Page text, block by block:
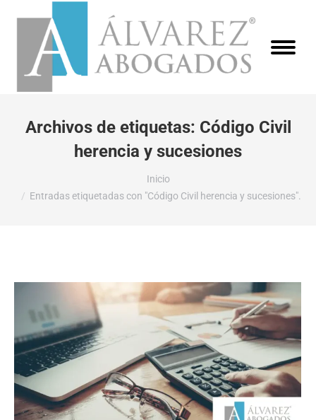
Archivos de etiquetas: Código Civil
herencia y sucesiones
Inicio
Entradas etiquetadas con "Código Civil herencia y sucesiones".